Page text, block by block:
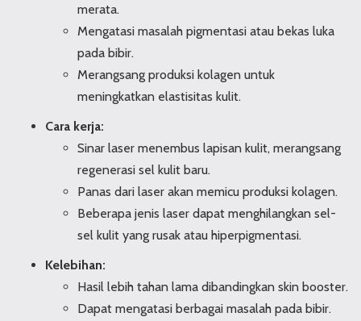
merata.
Mengatasi masalah pigmentasi atau bekas luka
pada bibir.
Merangsang produksi kolagen untuk
meningkatkan elastisitas kulit.
Cara kerja:
Sinar laser menembus lapisan kulit, merangsang
regenerasi sel kulit baru.
Panas dari laser akan memicu produksi kolagen.
Beberapa jenis laser dapat menghilangkan sel-
sel kulit yang rusak atau hiperpigmentasi.
Kelebihan:
Hasil lebih tahan lama dibandingkan skin booster.
Dapat mengatasi berbagai masalah pada bibir.